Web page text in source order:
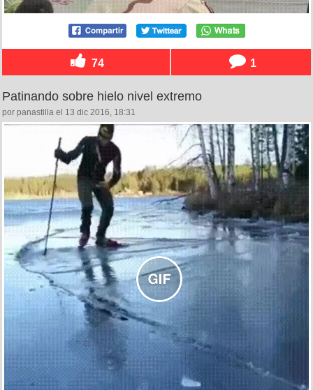
74 1
Patinando sobre hielo nivel extremo
por panastilla el 13 dic 2016, 18:31